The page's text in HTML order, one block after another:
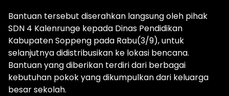
Bantuan tersebut diserahkan langsung oleh pihak
SDN 4 Kalenrunge kepada Dinas Pendidikan
Kabupaten Soppeng pada Rabu(3/9), untuk
selanjutnya didistribusikan ke lokasi bencana.
Bantuan yang diberikan terdiri dari berbagai
kebutuhan pokok yang dikumpulkan dari keluarga
besar sekolah.